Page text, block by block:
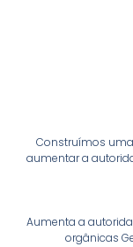
Construímos
aumentar a
Aumenta a
orgânicas